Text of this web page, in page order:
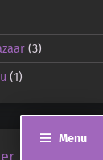
Menu
(3)
(1)